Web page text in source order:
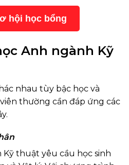
hội học bổng
Anh ngành Kỹ
nhau tùy bậc học và
thường cần đáp ứng các
thuật yêu cầu học sinh